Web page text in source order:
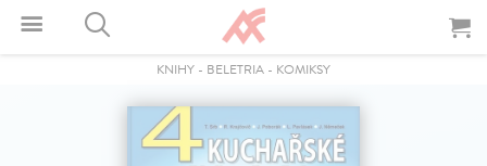
KNIHY - BELETRIA - KOMIKSY